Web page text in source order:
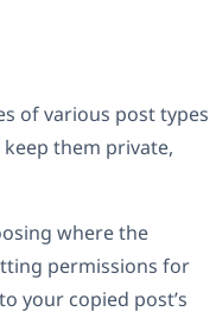
of various post types
them private,
where the
permissions for
your copied post’s